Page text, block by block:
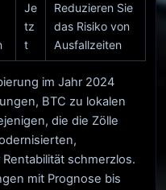
Je
tz
t
Reduzieren Sie
das Risiko von
Ausfallzeiten
im Jahr 2024
BTC zu lokalen
die die Zölle
schmerzlos.
mit Prognose bis